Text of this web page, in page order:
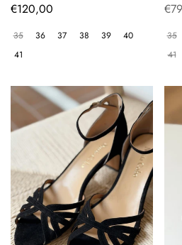
Precio
€120,00
35 36 37 38 39
40
41
de
35
41